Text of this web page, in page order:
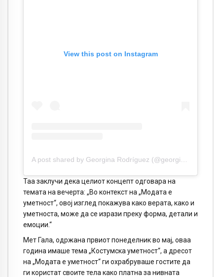
View this post on Instagram
Таа заклучи дека целиот концепт одговара на
темата на вечерта: „Во контекст на „Модата е
уметност“, овој изглед покажува како верата, како и
уметноста, може да се изрази преку форма, детали и
емоции.“
Мет Гала, одржана првиот понеделник во мај, оваа
година имаше тема „Костумска уметност“, а дресот
на „Модата е уметност“ ги охрабруваше гостите да
ги користат своите тела како платна за нивната